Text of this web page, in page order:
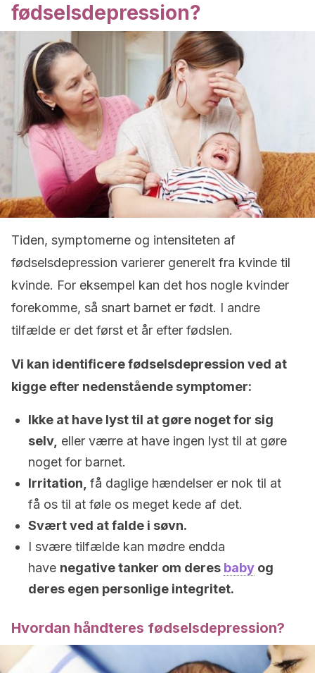
fødselsdepression?
Tiden, symptomerne og intensiteten af
fødselsdepression varierer generelt fra kvinde til
kvinde. For eksempel kan det hos nogle kvinder
forekomme, så snart barnet er født. I andre
tilfælde er det først et år efter fødslen.
Vi kan identificere fødselsdepression ved at
kigge efter nedenstående symptomer:
Ikke at have lyst til at gøre noget for sig
selv, eller værre at have ingen lyst til at gøre
noget for barnet.
Irritation, få daglige hændelser er nok til at
få os til at føle os meget kede af det.
Svært ved at falde i søvn.
I svære tilfælde kan mødre endda
have negative tanker om deres baby og
deres egen personlige integritet.
Hvordan håndteres fødselsdepression?